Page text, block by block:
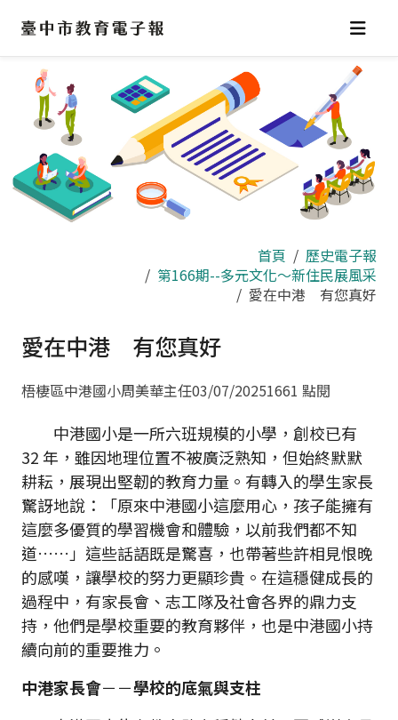
區
首頁
歷史電子報
第166期--多元文化～新住民展風采
愛在中港 有您真好
愛在中港 有您真好
梧棲區中港國小周美華主任03/07/20251661 點閱
中港國小是一所六班規模的小學，創校已有
32 年，雖因地理位置不被廣泛熟知，但始終默默
耕耘，展現出堅韌的教育力量。有轉入的學生家長
驚訝地說：「原來中港國小這麼用心，孩子能擁有
這麼多優質的學習機會和體驗，以前我們都不知
道……」這些話語既是驚喜，也帶著些許相見恨晚
的感嘆，讓學校的努力更顯珍貴。在這穩健成長的
過程中，有家長會、志工隊及社會各界的鼎力支
持，他們是學校重要的教育夥伴，也是中港國小持
續向前的重要推力。
中港家長會－－學校的底氣與支柱